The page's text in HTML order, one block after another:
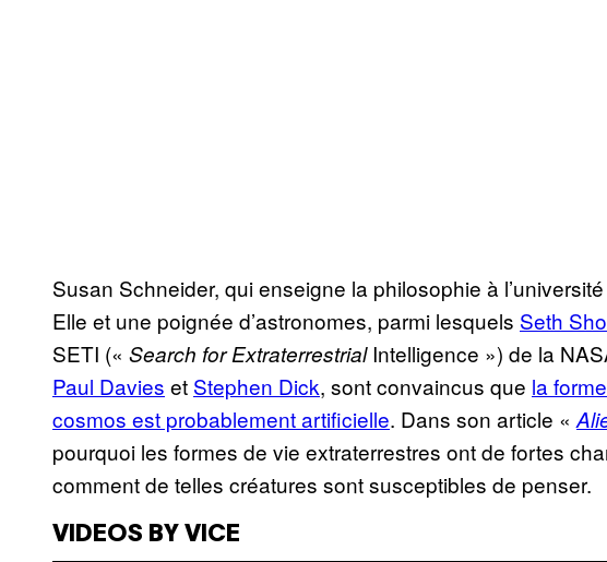
Susan Schneider, qui enseigne la philosophie à
Elle et une poignée d’astronomes, parmi lesquels Seth
SETI (« Search for ExtraterrestrialIntelligence ») de la
Paul Davies et Stephen Dick, sont convaincus que la
cosmos est probablement artificielle. Dans son article «
pourquoi les formes de vie extraterrestres ont de fortes
comment de telles créatures sont susceptibles de penser.
VIDEOS BY VICE